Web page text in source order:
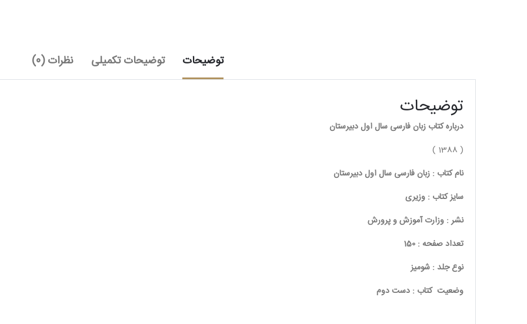
توضیحات توضیحات تکمیلی نظرات (0)
توضیحات
درباره کتاب زبان فارسی سال اول دبیرستان
( 1388 )
نام کتاب : زبان فارسی سال اول دبیرستان
سایز کتاب : وزیری
نشر : وزارت آموزش و پرورش
تعداد صفحه : 150
نوع جلد : شومیز
وضعیت کتاب : دست دوم